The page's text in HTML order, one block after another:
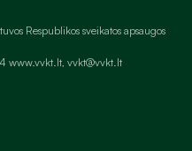
Respublikos sveikatos apsaugos
www.vvkt.lt, vvkt@vvkt.lt